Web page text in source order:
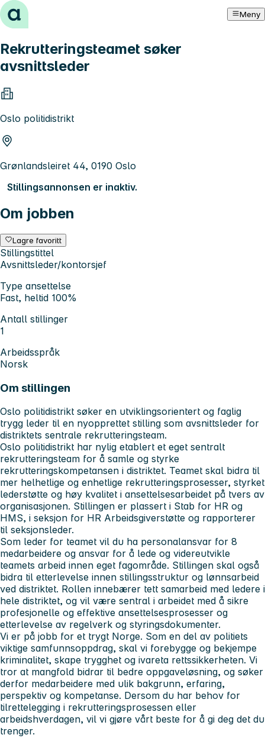
Hopp til innhold Meny
Rekrutteringsteamet søker
avsnittsleder
Oslo politidistrikt
Grønlandsleiret 44, 0190 Oslo
Stillingsannonsen er inaktiv.
Om jobben
Lagre favoritt
Stillingstittel
Avsnittsleder/kontorsjef
Type ansettelse
Fast, heltid 100%
Antall stillinger
1
Arbeidsspråk
Norsk
Om stillingen
Oslo politidistrikt søker en utviklingsorientert og faglig
trygg leder til en nyopprettet stilling som avsnittsleder for
distriktets sentrale rekrutteringsteam.
Oslo politidistrikt har nylig etablert et eget sentralt
rekrutteringsteam for å samle og styrke
rekrutteringskompetansen i distriktet. Teamet skal bidra til
mer helhetlige og enhetlige rekrutteringsprosesser, styrket
lederstøtte og høy kvalitet i ansettelsesarbeidet på tvers av
organisasjonen. Stillingen er plassert i Stab for HR og
HMS, i seksjon for HR Arbeidsgiverstøtte og rapporterer
til seksjonsleder.
Som leder for teamet vil du ha personalansvar for 8
medarbeidere og ansvar for å lede og videreutvikle
teamets arbeid innen eget fagområde. Stillingen skal også
bidra til etterlevelse innen stillingsstruktur og lønnsarbeid
ved distriktet. Rollen innebærer tett samarbeid med ledere i
hele distriktet, og vil være sentral i arbeidet med å sikre
profesjonelle og effektive ansettelsesprosesser og
etterlevelse av regelverk og styringsdokumenter.
Vi er på jobb for et trygt Norge. Som en del av politiets
viktige samfunnsoppdrag, skal vi forebygge og bekjempe
kriminalitet, skape trygghet og ivareta rettssikkerheten. Vi
tror at mangfold bidrar til bedre oppgaveløsning, og søker
derfor medarbeidere med ulik bakgrunn, erfaring,
perspektiv og kompetanse. Dersom du har behov for
tilrettelegging i rekrutteringsprosessen eller
arbeidshverdagen, vil vi gjøre vårt beste for å gi deg det du
trenger.